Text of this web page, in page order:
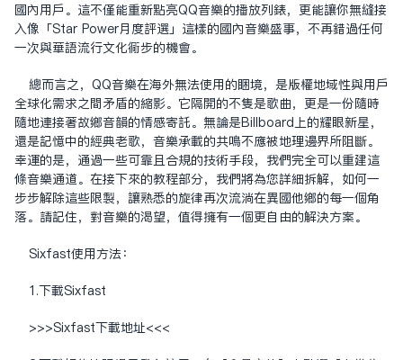
國內用戶。這不僅能重新點亮QQ音樂的播放列表，更能讓你無縫接
入像「Star Power月度評選」這樣的國內音樂盛事，不再錯過任何
一次與華語流行文化同步的機會。
總而言之，QQ音樂在海外無法使用的困境，是版權地域性與用戶
全球化需求之間矛盾的縮影。它隔開的不只是歌曲，更是一份隨時
隨地連接著故鄉音韻的情感寄託。無論是Billboard上的耀眼新星，
還是記憶中的經典老歌，音樂承載的共鳴不應被地理邊界所阻斷。
幸運的是，通過一些可靠且合規的技術手段，我們完全可以重建這
條音樂通道。在接下來的教程部分，我們將為您詳細拆解，如何一
步步解除這些限制，讓熟悉的旋律再次流淌在異國他鄉的每一個角
落。請記住，對音樂的渴望，值得擁有一個更自由的解決方案。
Sixfast使用方法：
1.下載Sixfast
>>>Sixfast下载地址<<<